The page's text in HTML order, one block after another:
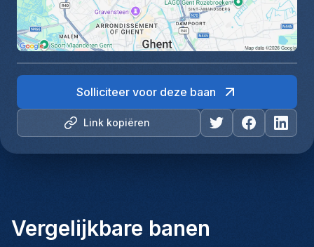
Link kopiëren
Solliciteer voor deze baan
Vergelijkbare banen